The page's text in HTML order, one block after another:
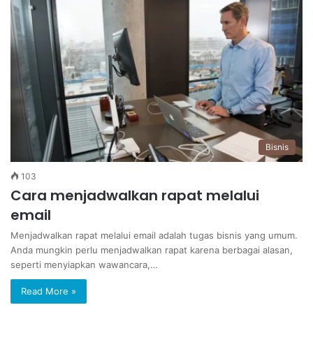
Bisnis
103
Cara menjadwalkan rapat melalui
email
Menjadwalkan rapat melalui email adalah tugas bisnis yang umum.
Anda mungkin perlu menjadwalkan rapat karena berbagai alasan,
seperti menyiapkan wawancara,…
Read More »